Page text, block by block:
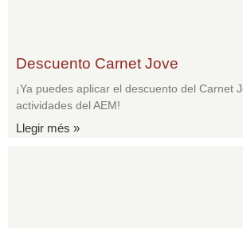
Descuento Carnet Jove
¡Ya puedes aplicar el descuento del Carnet
actividades del AEM!
Llegir més »